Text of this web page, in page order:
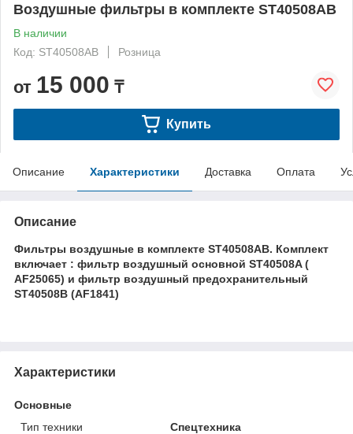
Воздушные фильтры в комплекте ST40508AB
В наличии
Код: ST40508AB
Розница
от 15 000 ₸
Купить
Описание Характеристики Доставка Оплата
Описание
Фильтры воздушные в комплекте ST40508AB. Комплект
включает : фильтр воздушный основной ST40508A (
AF25065) и фильтр воздушный предохранительный
ST40508B (AF1841)
Характеристики
Основные
Тип техники
Спецтехника